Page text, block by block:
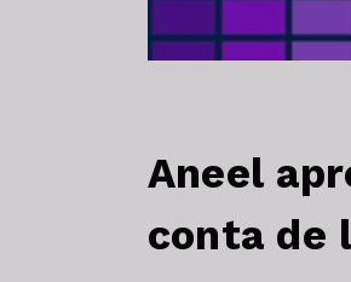
Aneel
conta de